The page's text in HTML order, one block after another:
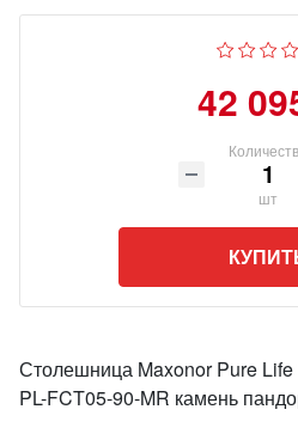
42
шт
Столешница Maxonor Pure
PL-FCT05-90-MR камень